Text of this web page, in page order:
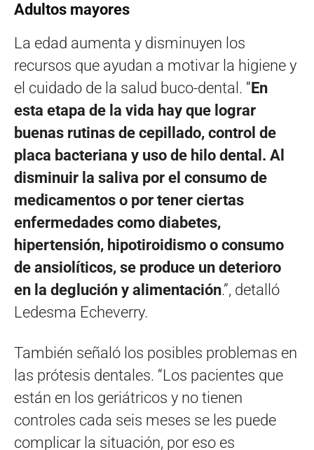
Adultos mayores
La edad aumenta y disminuyen los
recursos que ayudan a motivar la higiene y
el cuidado de la salud buco-dental. “En
esta etapa de la vida hay que lograr
buenas rutinas de cepillado, control de
placa bacteriana y uso de hilo dental. Al
disminuir la saliva por el consumo de
medicamentos o por tener ciertas
enfermedades como diabetes,
hipertensión, hipotiroidismo o consumo
de ansiolíticos, se produce un deterioro
en la deglución y alimentación.”, detalló
Ledesma Echeverry.
También señaló los posibles problemas en
las prótesis dentales. “Los pacientes que
están en los geriátricos y no tienen
controles cada seis meses se les puede
complicar la situación, por eso es